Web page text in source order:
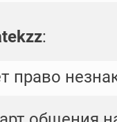
:
право